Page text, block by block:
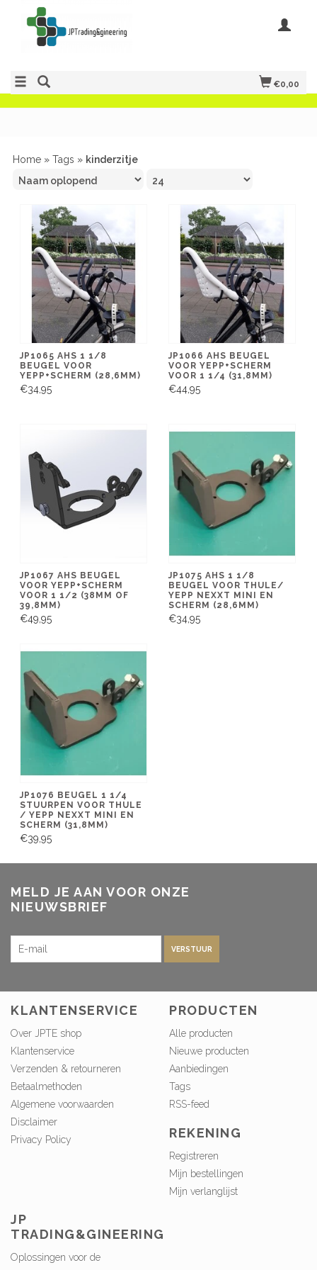
€0,00
Home » Tags » kinderzitje
JP1065 AHS 1 1/8
BEUGEL VOOR
YEPP+SCHERM (28,6MM)
€34,95
JP1066 AHS BEUGEL
VOOR YEPP+SCHERM
VOOR 1 1/4 (31,8MM)
€44,95
JP1067 AHS BEUGEL
VOOR YEPP+SCHERM
VOOR 1 1/2 (38MM OF
39,8MM)
€49,95
JP1075 AHS 1 1/8
BEUGEL VOOR THULE/
YEPP NEXXT MINI EN
SCHERM (28,6MM)
€34,95
JP1076 BEUGEL 1 1/4
STUURPEN VOOR THULE
/ YEPP NEXXT MINI EN
SCHERM (31,8MM)
€39,95
MELD JE AAN VOOR ONZE
NIEUWSBRIEF
VERSTUUR
KLANTENSERVICE
Over JPTE shop
Klantenservice
Verzenden & retourneren
Betaalmethoden
Algemene voorwaarden
Disclaimer
Privacy Policy
PRODUCTEN
Alle producten
Nieuwe producten
Aanbiedingen
Tags
RSS-feed
REKENING
Registreren
Mijn bestellingen
Mijn verlanglijst
JP
TRADING&GINEERING
Oplossingen voor de